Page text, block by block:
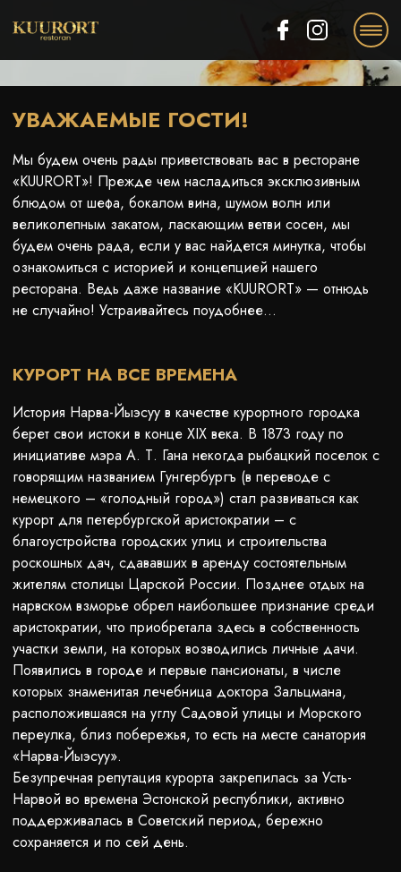
EE RU EN
УВАЖАЕМЫЕ ГОСТИ!
Мы будем очень рады приветствовать вас в ресторане
«KUURORT»! Прежде чем насладиться эксклюзивным
блюдом от шефа, бокалом вина, шумом волн или
великолепным закатом, ласкающим ветви сосен, мы
будем очень рада, если у вас найдется минутка, чтобы
ознакомиться с историей и концепцией нашего
ресторана. Ведь даже название «KUURORT» — отнюдь
не случайно! Устраивайтесь поудобнее…
КУРОРТ НА ВСЕ ВРЕМЕНА
История Нарва-Йыэсуу в качестве курортного городка
берет свои истоки в конце XIX века. В 1873 году по
инициативе мэра А. Т. Гана некогда рыбацкий поселок с
говорящим названием Гунгербургъ (в переводе с
немецкого – «голодный город») стал развиваться как
курорт для петербургской аристократии – с
благоустройства городских улиц и строительства
роскошных дач, сдававших в аренду состоятельным
жителям столицы Царской России. Позднее отдых на
нарвском взморье обрел наибольшее признание среди
аристократии, что приобретала здесь в собственность
участки земли, на которых возводились личные дачи.
Появились в городе и первые пансионаты, в числе
которых знаменитая лечебница доктора Зальцмана,
расположившаяся на углу Садовой улицы и Морского
переулка, близ побережья, то есть на месте санатория
«Нарва-Йыэсуу».
Безупречная репутация курорта закрепилась за Усть-
Нарвой во времена Эстонской республики, активно
поддерживалась в Советский период, бережно
сохраняется и по сей день.